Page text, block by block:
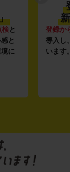
検と
と
に
登録か
導入し
います